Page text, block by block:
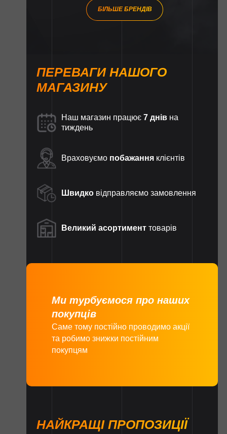
БІЛЬШЕ БРЕНДІВ
ПЕРЕВАГИ НАШОГО
МАГАЗИНУ
Наш магазин працює 7 днів на
тиждень
Враховуємо побажання клієнтів
Швидко відправляємо замовлення
Великий асортимент товарів
Ми турбуємося про наших
покупців
Саме тому постійно проводимо акції
та робимо знижки постійним
покупцям
НАЙКРАЩІ ПРОПОЗИЦІЇ